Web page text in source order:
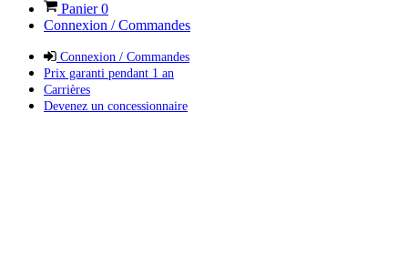
Panier0
Connexion / Commandes
Connexion / Commandes
Prix garanti pendant 1 an
Carrières
Devenez un concessionnaire